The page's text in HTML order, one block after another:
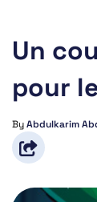
Un
pour
ByAbdulkarim